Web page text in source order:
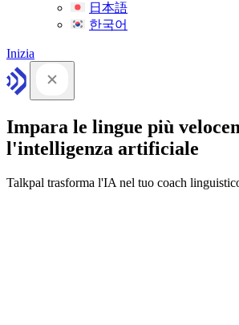
日本語
한국어
Inizia
Impara le lingue più
l'intelligenza artificiale
Talkpal trasforma l'IA nel tuo coach